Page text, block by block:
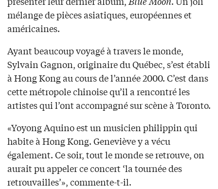
mélange de pièces asiatiques, européennes et
américaines.
Ayant beaucoup voyagé à travers le monde,
Sylvain Gagnon, originaire du Québec, s’est établi
à Hong Kong au cours de l’année 2000. C’est dans
cette métropole chinoise qu’il a rencontré les
artistes qui l’ont accompagné sur scène à Toronto.
«Yoyong Aquino est un musicien philippin qui
habite à Hong Kong. Geneviève y a vécu
également. Ce soir, tout le monde se retrouve, on
aurait pu appeler ce concert ‘la tournée des
retrouvailles’», commente-t-il.